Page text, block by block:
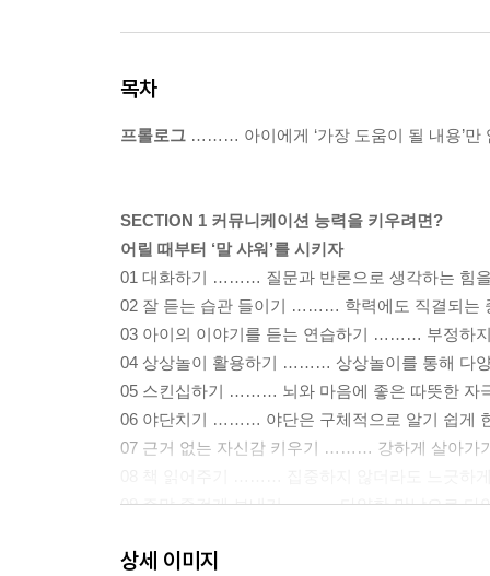
목차
프롤로그 ……… 아이에게 ‘가장 도움이 될 내용’만
SECTION 1 커뮤니케이션 능력을 키우려면?
어릴 때부터 ‘말 샤워’를 시키자
01 대화하기 ……… 질문과 반론으로 생각하는 힘
02 잘 듣는 습관 들이기 ……… 학력에도 직결되는
03 아이의 이야기를 듣는 연습하기 ……… 부정하
04 상상놀이 활용하기 ……… 상상놀이를 통해 다
05 스킨십하기 ……… 뇌와 마음에 좋은 따뜻한 자
06 야단치기 ……… 야단은 구체적으로 알기 쉽게
07 근거 없는 자신감 키우기 ……… 강하게 살아가
09 주말 즐겁게 보내기 ……… 다양한 만남으로 다
11 말은 분명히 전달하기 ……… 어떻게 말하는 것
상세 이미지